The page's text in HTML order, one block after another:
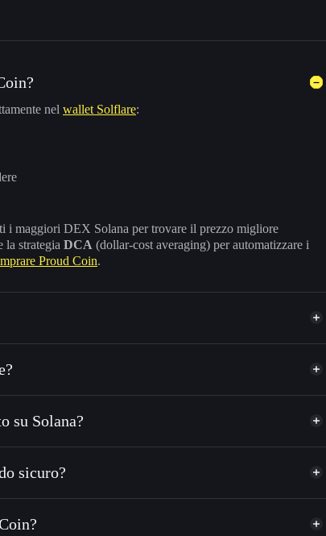
nel wallet Solflare:
i maggiori DEX Solana per trovare il prezzo migliore
la strategia DCA (dollar-cost averaging) per automatizzare i
Proud Coin.
USDC o in migliaia di altri token Solana al prezzo
su PROUD nel tempo
collegare pubblicamente i wallet usando l’Aggregatore di
su Solana?
sicuro?
wallet non-custodial Solflare
Aggregatore di